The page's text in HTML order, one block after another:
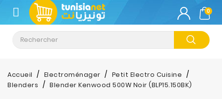
CATÉGORIE
Climatisation
Informatique
0
Accueil Electroménager
Petit Electro Cuisine
Blenders
Blender Kenwood 500W Noir (BLP15.150BK)